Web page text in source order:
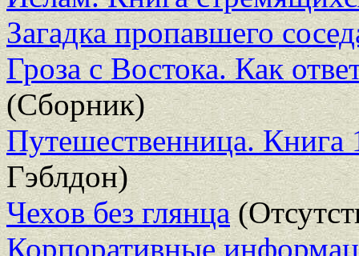
Загадка пропавшего
Гроза с Востока. Как
(Сборник)
Путешественница.
Гэблдон)
Чехов без глянца
Корпоративные